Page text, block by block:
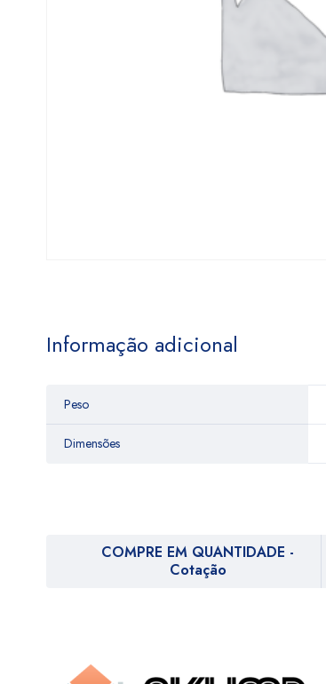
Informação adicional
Peso
Dimensões
COMPRE EM QUANTIDADE -
Cotação